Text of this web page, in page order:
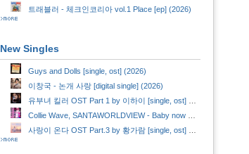
트래블러 - 체크인코리아 vol.1 Place [ep] (2026)
New Singles
Guys and Dolls [single, ost] (2026)
이창국 - 논개 사랑 [digital single] (2026)
유부녀 킬러 OST Part 1 by 이하이 [single, ost] (2026)
Collie Wave, SANTAWORLDVIEW - Baby now [digital single] (2026)
사랑이 온다 OST Part.3 by 황가람 [single, ost] (2026)